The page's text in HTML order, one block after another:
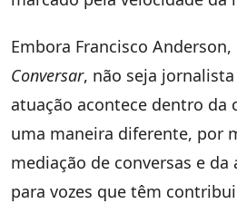
Embora Francisco Anderson,
Conversar, não seja
atuação acontece dentro da
uma maneira diferente, por
mediação de conversas e da
para vozes que têm